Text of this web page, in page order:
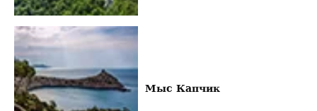
Мыс Капчик